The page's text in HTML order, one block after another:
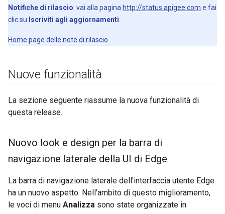
Notifiche di rilascio: vai alla pagina http://status.apigee.com e fai
clic su Iscriviti agli aggiornamenti
Home page delle note di rilascio
Nuove funzionalità
La sezione seguente riassume la nuova funzionalità di
questa release.
Nuovo look e design per la barra di
navigazione laterale della UI di Edge
La barra di navigazione laterale dell'interfaccia utente Edge
ha un nuovo aspetto. Nell'ambito di questo miglioramento,
le voci di menu Analizza sono state organizzate in